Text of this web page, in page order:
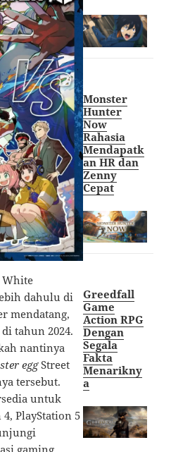
White
dahulu di
mendatang,
tahun 2024.
nantinya
eggStreet
tersebut.
untuk
PlayStation 5
gaming
Monster
Hunter
Now
Rahasia
Mendapatk
an HR dan
Zenny
Cepat
Greedfall
Game
Action RPG
Dengan
Segala
Fakta
Menarikny
a